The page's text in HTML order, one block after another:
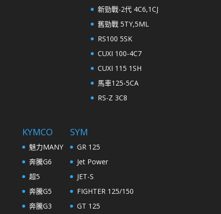
新勁戰-2代 4C6,1CJ
舊勁戰 5TY,5ML
RS100 5SK
CUXI 100-4C7
CUXI 115 1SH
馬車125-5CA
RS-Z 3C8
KYMCO
魅力MANY
奔騰G6
超5
奔騰G5
奔騰G3
SYM
GR 125
Jet Power
JET-S
FIGHTER 125/150
GT 125